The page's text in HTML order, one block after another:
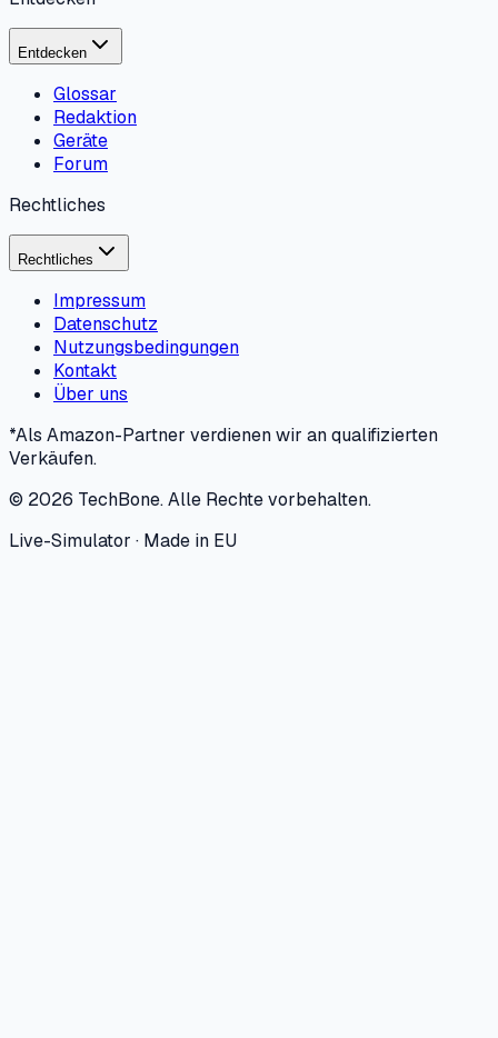
Entdecken
Glossar
Redaktion
Geräte
Forum
Rechtliches
Rechtliches
Impressum
Datenschutz
Nutzungsbedingungen
Kontakt
Über uns
*Als Amazon-Partner verdienen wir an qualifizierten
Verkäufen.
© 2026 TechBone.Alle Rechte vorbehalten.
Live-Simulator · Made in EU